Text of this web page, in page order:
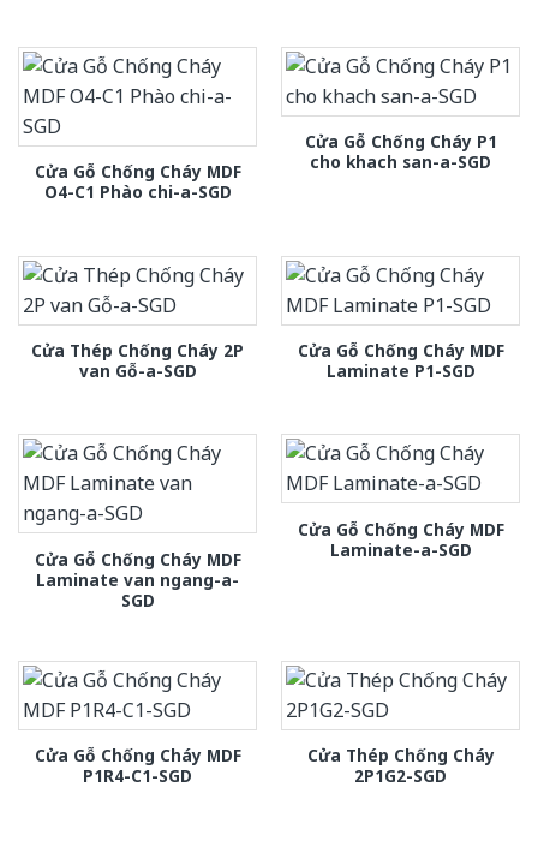
Cửa Gỗ Chống Cháy MDF
O4-C1 Phào chi-a-SGD
Cửa Gỗ Chống Cháy P1
cho khach san-a-SGD
Cửa Thép Chống Cháy 2P
van Gỗ-a-SGD
Cửa Gỗ Chống Cháy MDF
Laminate P1-SGD
Cửa Gỗ Chống Cháy MDF
Laminate van ngang-a-
SGD
Cửa Gỗ Chống Cháy MDF
Laminate-a-SGD
Cửa Gỗ Chống Cháy MDF
P1R4-C1-SGD
Cửa Thép Chống Cháy
2P1G2-SGD